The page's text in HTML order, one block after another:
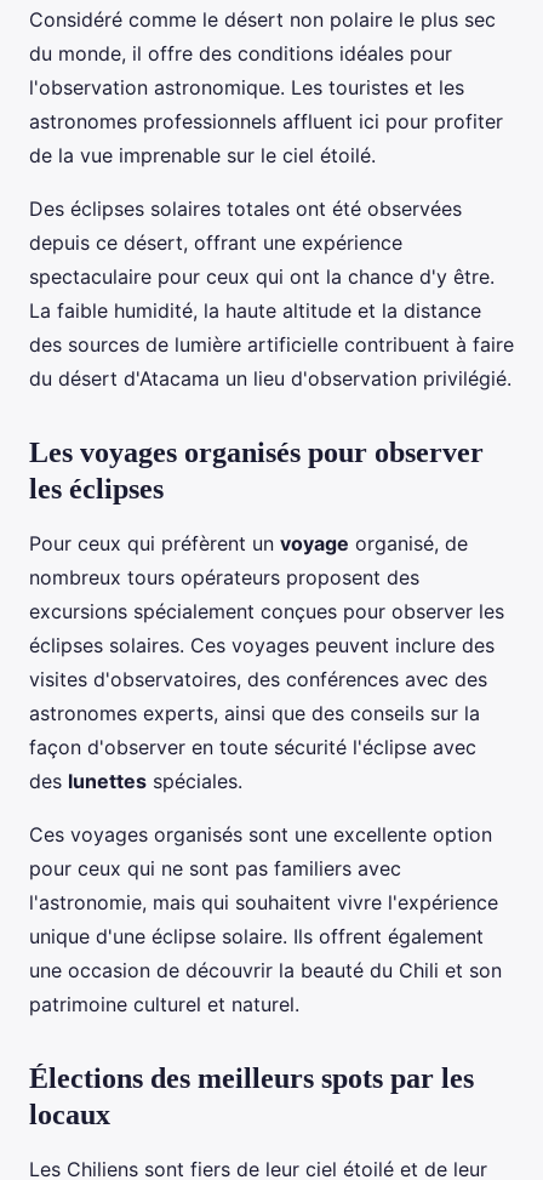
Considéré comme le désert non polaire le plus sec
du monde, il offre des conditions idéales pour
l'observation astronomique. Les touristes et les
astronomes professionnels affluent ici pour profiter
de la vue imprenable sur le ciel étoilé.
Des éclipses solaires totales ont été observées
depuis ce désert, offrant une expérience
spectaculaire pour ceux qui ont la chance d'y être.
La faible humidité, la haute altitude et la distance
des sources de lumière artificielle contribuent à faire
du désert d'Atacama un lieu d'observation privilégié.
Les voyages organisés pour observer
les éclipses
Pour ceux qui préfèrent un voyage organisé, de
nombreux tours opérateurs proposent des
excursions spécialement conçues pour observer les
éclipses solaires. Ces voyages peuvent inclure des
visites d'observatoires, des conférences avec des
astronomes experts, ainsi que des conseils sur la
façon d'observer en toute sécurité l'éclipse avec
des lunettes spéciales.
Ces voyages organisés sont une excellente option
pour ceux qui ne sont pas familiers avec
l'astronomie, mais qui souhaitent vivre l'expérience
unique d'une éclipse solaire. Ils offrent également
une occasion de découvrir la beauté du Chili et son
patrimoine culturel et naturel.
Élections des meilleurs spots par les
locaux
Les Chiliens sont fiers de leur ciel étoilé et de leur